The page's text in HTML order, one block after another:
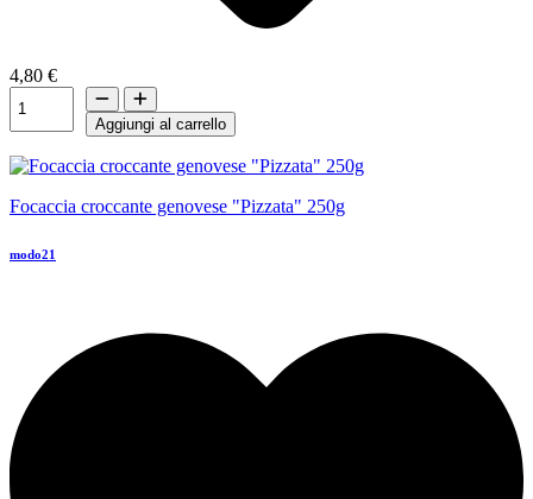
4,80 €
Aggiungi al carrello
Focaccia croccante genovese "Pizzata" 250g
modo21